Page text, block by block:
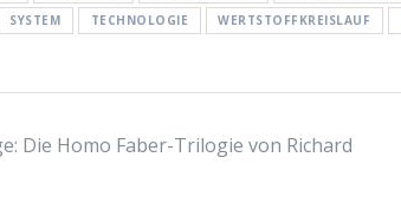
SYSTEM TECHNOLOGIE WERTSTOFFKREISLAUF
Vorheriger
Die Homo Faber-Trilogie von Richard